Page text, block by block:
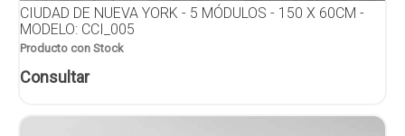
CIUDAD DE NUEVA YORK - 5 MÓDULOS - 150 X 60CM -
MODELO: CCI_005
Producto con Stock
Consultar